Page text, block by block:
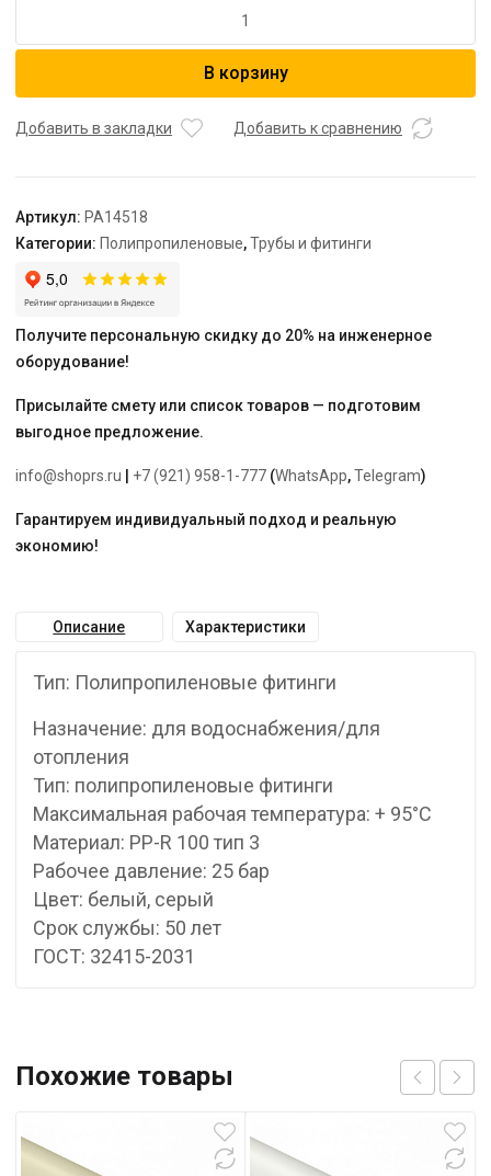
Тройник
-
"PRO
AQUA"
В корзину
Добавить в закладки Добавить к сравнению
Артикул: PA14518
Категории: Полипропиленовые,Трубы и фитинги
Получите персональную скидку до 20% на инженерное
оборудование!
Присылайте смету или список товаров — подготовим
выгодное предложение.
info@shoprs.ru +7 (921) 958-1-777 (WhatsApp,Telegram)
Гарантируем индивидуальный подход и реальную
экономию!
Описание Характеристики
Тип: Полипропиленовые фитинги
Назначение: для водоснабжения/для
отопления
Тип: полипропиленовые фитинги
Максимальная рабочая температура: + 95°С
Материал: PP-R 100 тип 3
Рабочее давление: 25 бар
Цвет: белый, серый
Срок службы: 50 лет
ГОСТ: 32415-2031
Похожие товары